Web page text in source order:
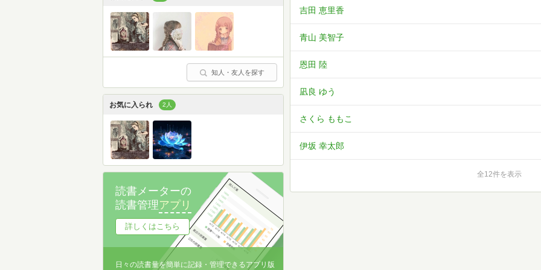
知人・友人を探す
お気に入られ 2人
読書メーターの
読書管理アプリ
詳しくはこちら
日々の読書量を簡単に記録・管理できるアプリ版
吉田 恵里香
青山 美智子
恩田 陸
凪良 ゆう
さくら ももこ
伊坂 幸太郎
全12件を表示